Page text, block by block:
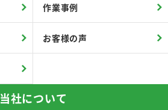
作業事例
お客様の声
当社について